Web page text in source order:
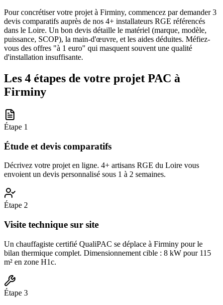
Pour concrétiser votre projet à Firminy, commencez par demander 3
devis comparatifs auprès de nos 4+ installateurs RGE référencés
dans le Loire. Un bon devis détaille le matériel (marque, modèle,
puissance, SCOP), la main-d'œuvre, et les aides déduites. Méfiez-
vous des offres "à 1 euro" qui masquent souvent une qualité
d'installation insuffisante.
Les 4 étapes de votre projet PAC à
Firminy
Étape 1
Étude et devis comparatifs
Décrivez votre projet en ligne. 4+ artisans RGE du Loire vous
envoient un devis personnalisé sous 1 à 2 semaines.
Étape 2
Visite technique sur site
Un chauffagiste certifié QualiPAC se déplace à Firminy pour le
bilan thermique complet. Dimensionnement cible : 8 kW pour 115
m² en zone H1c.
Étape 3